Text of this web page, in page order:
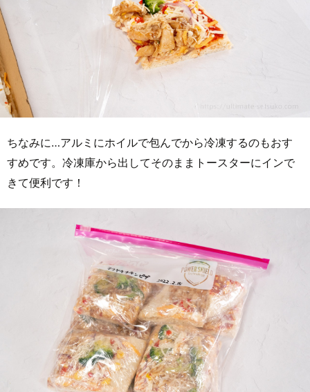
ちなみに…アルミにホイルで包んでから冷凍するのもおす
すめです。冷凍庫から出してそのままトースターにインで
きて便利です！